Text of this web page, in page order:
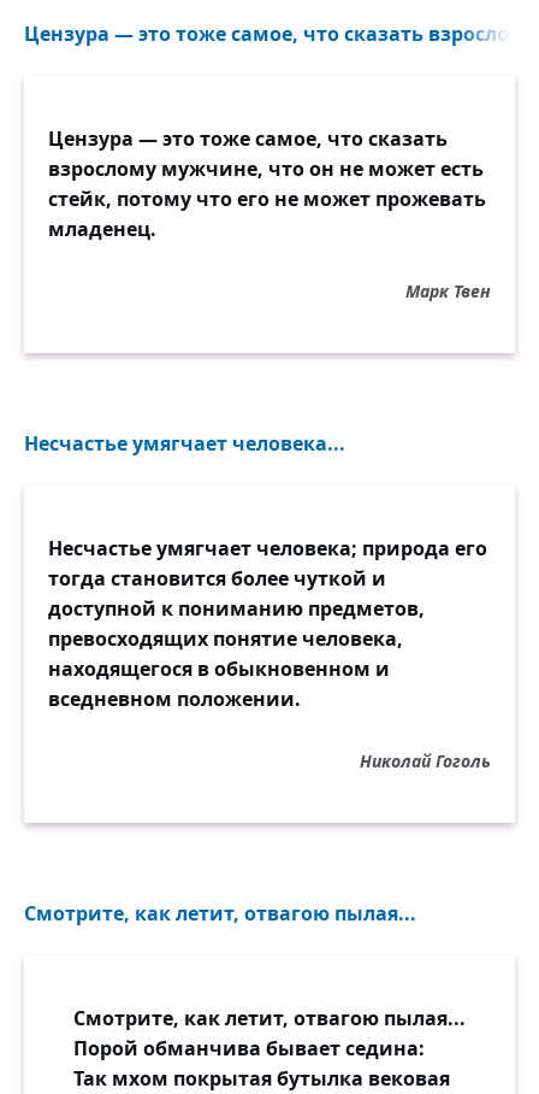
Цензура — это тоже самое, что сказать
Цензура — это тоже самое, что сказать
взрослому мужчине, что он не может есть
стейк, потому что его не может прожевать
младенец.
Марк Твен
Несчастье умягчает человека...
Несчастье умягчает человека; природа его
тогда становится более чуткой и
доступной к пониманию предметов,
превосходящих понятие человека,
находящегося в обыкновенном и
вседневном положении.
Николай Гоголь
Смотрите, как летит, отвагою пылая...
Смотрите, как летит, отвагою пылая...
Порой обманчива бывает седина:
Так мхом покрытая бутылка вековая